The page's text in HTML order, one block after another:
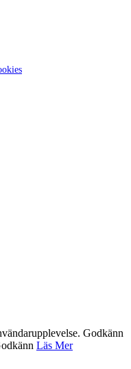
Godkänn
Läs Mer